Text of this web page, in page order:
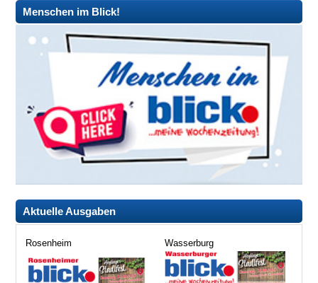
Menschen im Blick!
Aktuelle Ausgaben
Rosenheim Wasserburg